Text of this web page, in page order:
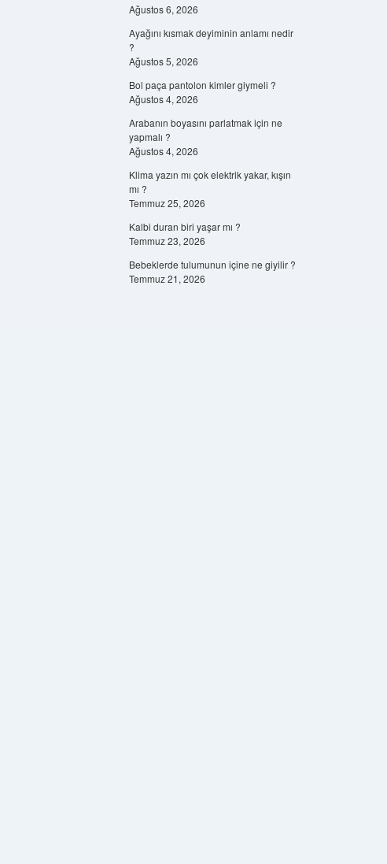
Ağustos 6, 2026
Ayağını kısmak deyiminin anlamı nedir
?
Ağustos 5, 2026
Bol paça pantolon kimler giymeli ?
Ağustos 4, 2026
Arabanın boyasını parlatmak için ne
yapmalı ?
Ağustos 4, 2026
Klima yazın mı çok elektrik yakar, kışın
mı ?
Temmuz 25, 2026
Kalbi duran biri yaşar mı ?
Temmuz 23, 2026
Bebeklerde tulumunun içine ne giyilir ?
Temmuz 21, 2026